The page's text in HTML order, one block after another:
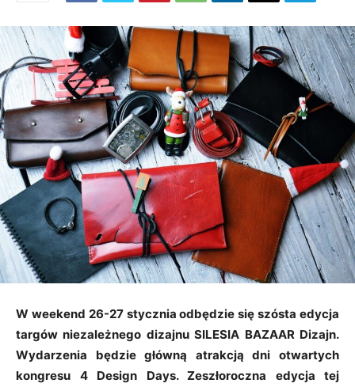
W weekend 26-27 stycznia odbędzie się szósta edycja
targów niezależnego dizajnu SILESIA BAZAAR Dizajn.
Wydarzenia będzie główną atrakcją dni otwartych
kongresu 4 Design Days. Zeszłoroczna edycja tej